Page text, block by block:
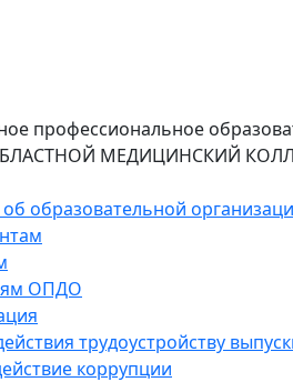
профессиональное
МЕДИЦИНСКИЙ
образовательной
ОПДО
трудоустройству
коррупции